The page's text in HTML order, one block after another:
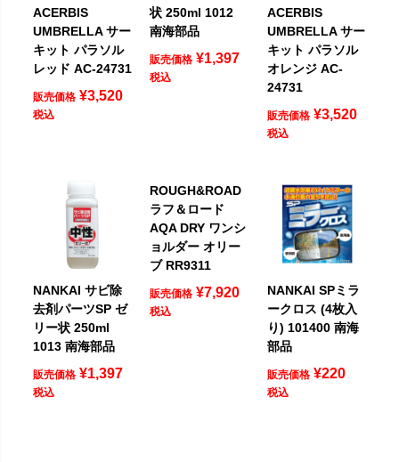
ACERBIS
UMBRELLA サー
キット パラソル
レッド AC-24731
販売価格 ¥3,520
税込
状 250ml 1012
南海部品
販売価格 ¥1,397
税込
ACERBIS
UMBRELLA サー
キット パラソル
オレンジ AC-
24731
販売価格 ¥3,520
税込
NANKAI サビ除
去剤パーツSP ゼ
リー状 250ml
1013 南海部品
販売価格 ¥1,397
税込
ROUGH&ROAD
ラフ＆ロード
AQA DRY ワンシ
ョルダー オリー
ブ RR9311
販売価格 ¥7,920
税込
NANKAI SPミラ
ークロス (4枚入
り) 101400 南海
部品
販売価格 ¥220
税込